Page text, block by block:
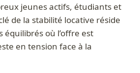
jeunes actifs, étudiants et
de la stabilité locative réside
équilibrés où l’offre est
en tension face à la